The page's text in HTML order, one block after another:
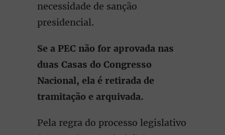
necessidade de sanção
presidencial.
Se a PEC não for aprovada nas
duas Casas do Congresso
Nacional, ela é retirada de
tramitação e arquivada.
Pela regra do processo legislativo